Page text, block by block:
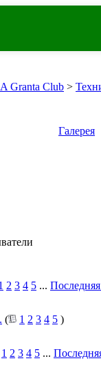
Granta Club >
Галерея
2 3 4 5 ...
( 1 2 3 4 5 )
1 2 3 4 5 ...